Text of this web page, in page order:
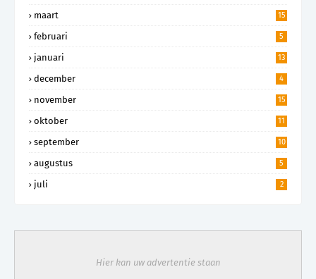
maart 15
februari 5
januari 13
december 4
november 15
oktober 11
september 10
augustus 5
juli 2
Hier kan uw advertentie staan